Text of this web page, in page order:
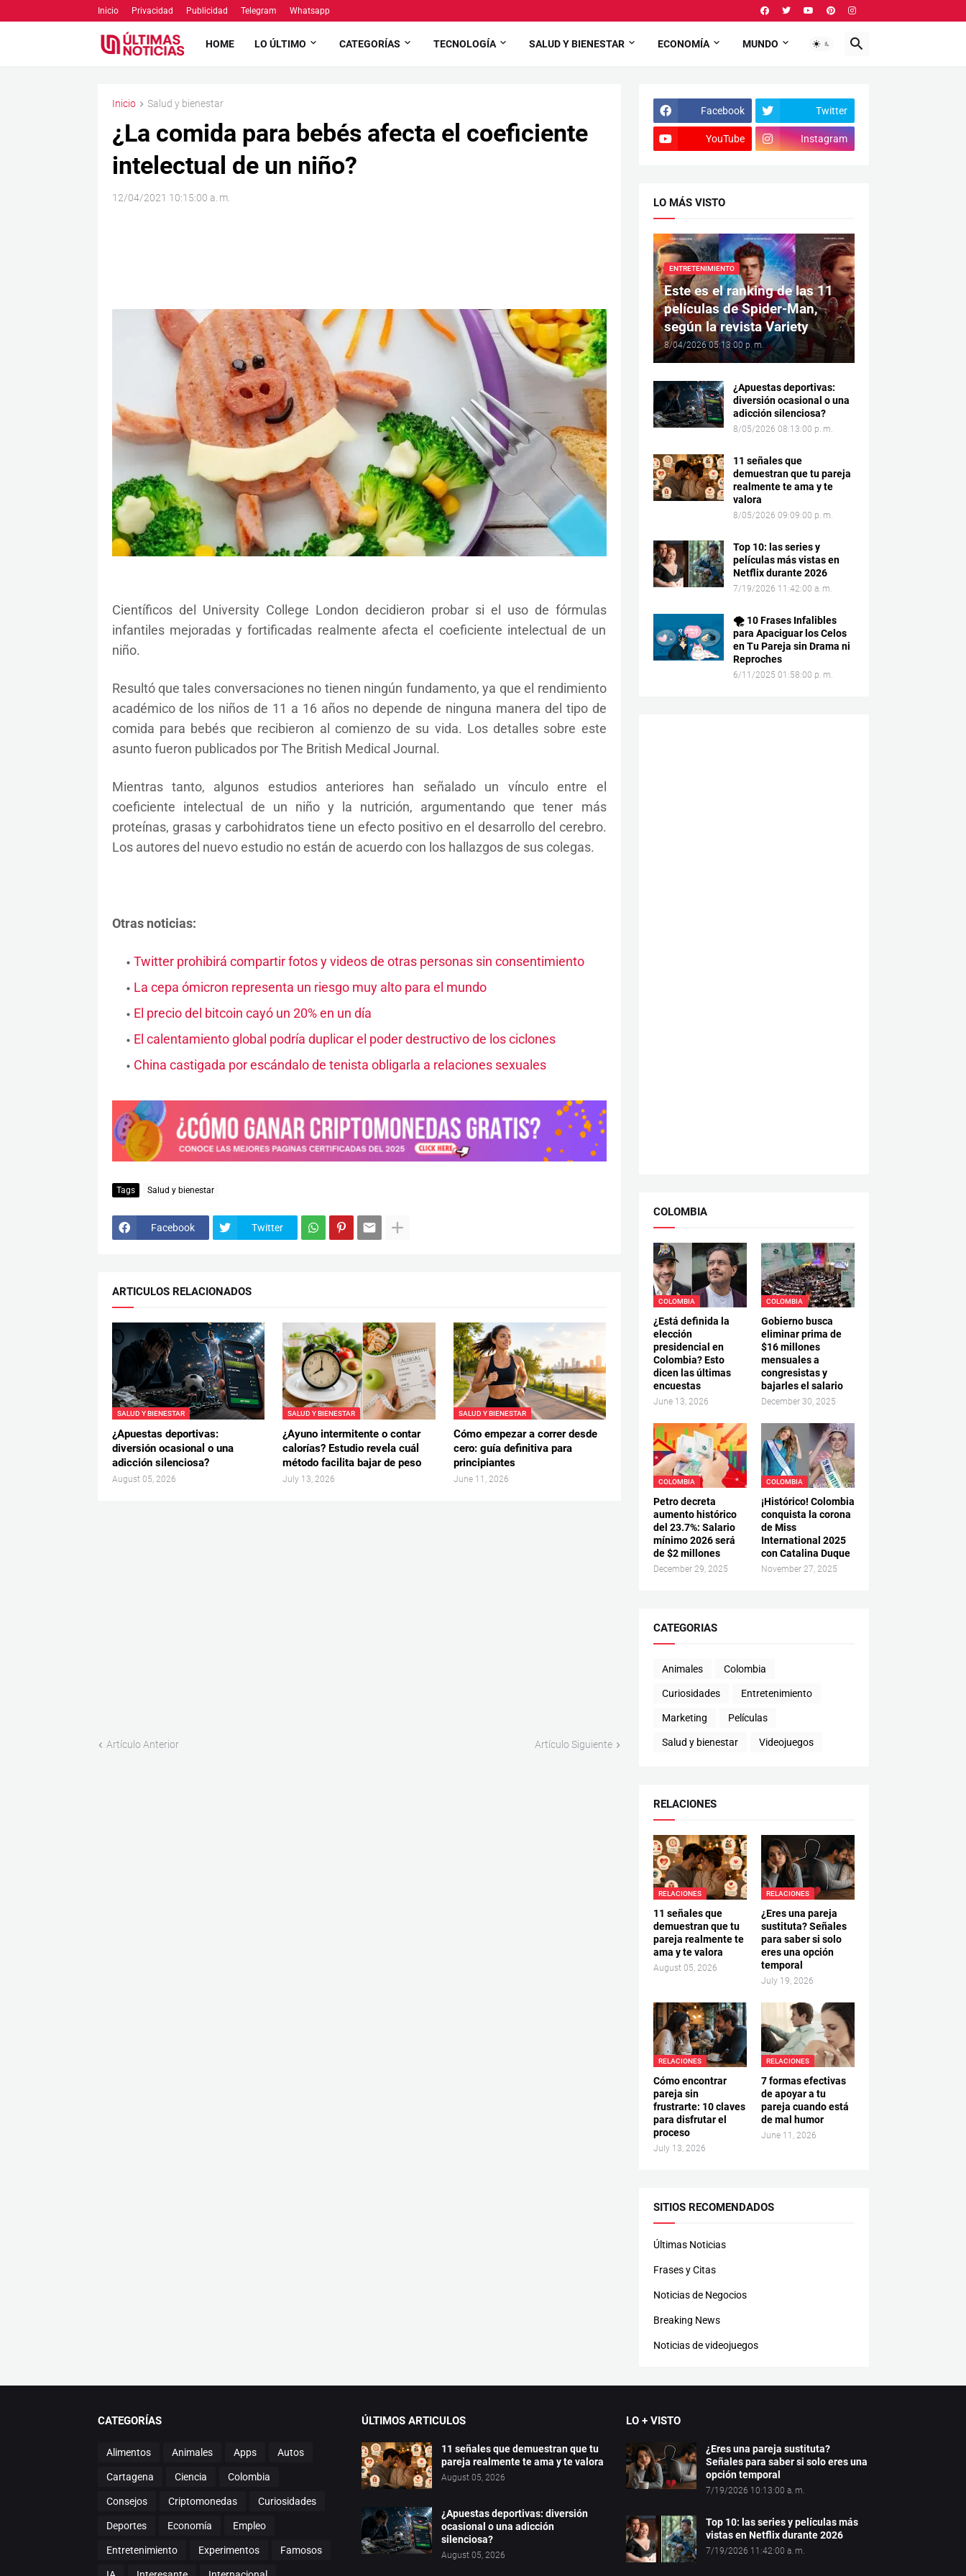
Inicio Privacidad Publicidad Telegram Whatsapp
HOME LO ÚLTIMO CATEGORÍAS TECNOLOGÍA SALUD Y BIENESTAR ECONOMÍA MUNDO
Inicio Salud y bienestar
¿La comida para bebés afecta el coeficiente
intelectual de un niño?
12/04/2021 10:15:00 a. m.
Científicos del University College London decidieron probar si el uso de fórmulas
infantiles mejoradas y fortificadas realmente afecta el coeficiente intelectual de un
niño.
Resultó que tales conversaciones no tienen ningún fundamento, ya que el rendimiento
académico de los niños de 11 a 16 años no depende de ninguna manera del tipo de
comida para bebés que recibieron al comienzo de su vida. Los detalles sobre este
asunto fueron publicados por The British Medical Journal.
Mientras tanto, algunos estudios anteriores han señalado un vínculo entre el
coeficiente intelectual de un niño y la nutrición, argumentando que tener más
proteínas, grasas y carbohidratos tiene un efecto positivo en el desarrollo del cerebro.
Los autores del nuevo estudio no están de acuerdo con los hallazgos de sus colegas.
Otras noticias:
Twitter prohibirá compartir fotos y videos de otras personas sin consentimiento
La cepa ómicron representa un riesgo muy alto para el mundo
El precio del bitcoin cayó un 20% en un día
El calentamiento global podría duplicar el poder destructivo de los ciclones
China castigada por escándalo de tenista obligarla a relaciones sexuales
Tags Salud y bienestar
Facebook Twitter
ARTICULOS RELACIONADOS
SALUD Y BIENESTAR
¿Apuestas deportivas:
diversión ocasional o una
adicción silenciosa?
August 05, 2026
SALUD Y BIENESTAR
¿Ayuno intermitente o contar
calorías? Estudio revela cuál
método facilita bajar de peso
July 13, 2026
SALUD Y BIENESTAR
Cómo empezar a correr desde
cero: guía definitiva para
principiantes
June 11, 2026
Artículo Anterior Artículo Siguiente
Facebook Twitter
YouTube Instagram
LO MÁS VISTO
ENTRETENIMIENTO
Este es el ranking de las 11
películas de Spider-Man,
según la revista Variety
8/04/2026 05:13:00 p. m.
¿Apuestas deportivas:
diversión ocasional o una
adicción silenciosa?
8/05/2026 08:13:00 p. m.
11 señales que
demuestran que tu pareja
realmente te ama y te
valora
8/05/2026 09:09:00 p. m.
Top 10: las series y
películas más vistas en
Netflix durante 2026
7/19/2026 11:42:00 a. m.
🌪️ 10 Frases Infalibles
para Apaciguar los Celos
en Tu Pareja sin Drama ni
Reproches
6/11/2025 01:58:00 p. m.
COLOMBIA
COLOMBIA
¿Está definida la
elección
presidencial en
Colombia? Esto
dicen las últimas
encuestas
June 13, 2026
COLOMBIA
Gobierno busca
eliminar prima de
$16 millones
mensuales a
congresistas y
bajarles el salario
December 30, 2025
COLOMBIA
Petro decreta
aumento histórico
del 23.7%: Salario
mínimo 2026 será
de $2 millones
December 29, 2025
COLOMBIA
¡Histórico! Colombia
conquista la corona
de Miss
International 2025
con Catalina Duque
November 27, 2025
CATEGORIAS
Animales Colombia
Curiosidades Entretenimiento
Marketing Películas
Salud y bienestar Videojuegos
RELACIONES
RELACIONES
11 señales que
demuestran que tu
pareja realmente te
ama y te valora
August 05, 2026
RELACIONES
¿Eres una pareja
sustituta? Señales
para saber si solo
eres una opción
temporal
July 19, 2026
RELACIONES
Cómo encontrar
pareja sin
frustrarte: 10 claves
para disfrutar el
proceso
July 13, 2026
RELACIONES
7 formas efectivas
de apoyar a tu
pareja cuando está
de mal humor
June 11, 2026
SITIOS RECOMENDADOS
Últimas Noticias
Frases y Citas
Noticias de Negocios
Breaking News
Noticias de videojuegos
CATEGORÍAS
Alimentos Animales Apps Autos
Cartagena Ciencia Colombia
Consejos Criptomonedas Curiosidades
Deportes Economía Empleo
Entretenimiento Experimentos Famosos
ÚLTIMOS ARTICULOS
11 señales que demuestran que tu
pareja realmente te ama y te valora
August 05, 2026
¿Apuestas deportivas: diversión
ocasional o una adicción
silenciosa?
August 05, 2026
LO + VISTO
¿Eres una pareja sustituta?
Señales para saber si solo eres una
opción temporal
7/19/2026 10:13:00 a. m.
Top 10: las series y películas más
vistas en Netflix durante 2026
7/19/2026 11:42:00 a. m.